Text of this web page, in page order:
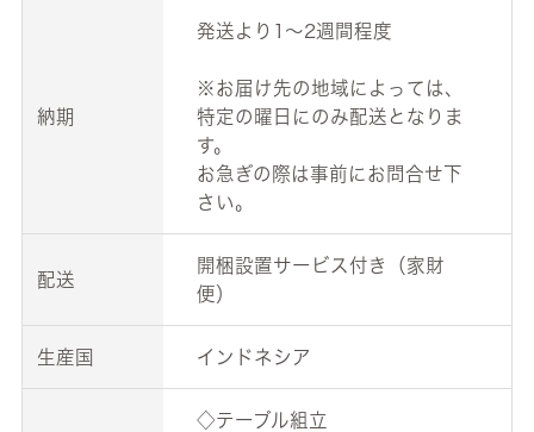
納期
発送より1～2週間程度
※お届け先の地域によっては、
特定の曜日にのみ配送となりま
す。
お急ぎの際は事前にお問合せ下
さい。
配送
開梱設置サービス付き（家財
便）
生産国 インドネシア
◇テーブル組立